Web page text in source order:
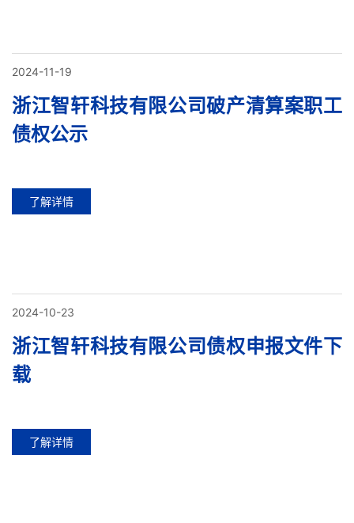
2024-11-19
浙江智轩科技有限公司破产清算案职工
债权公示
了解详情
2024-10-23
浙江智轩科技有限公司债权申报文件下
载
了解详情